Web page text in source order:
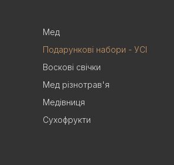
Мед
Подарункові набори - УСІ
Воскові свічки
Мед різнотрав'я
Медівниця
Сухофрукти